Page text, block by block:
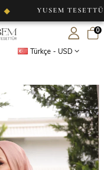
YUSEM TESETTÜR ◆
Türkçe - USD
0